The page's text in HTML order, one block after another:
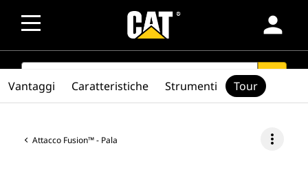
person
SEARCH search
Attacco Fusion™ - Pala more_vert
Vantaggi Caratteristiche Strumenti Tour